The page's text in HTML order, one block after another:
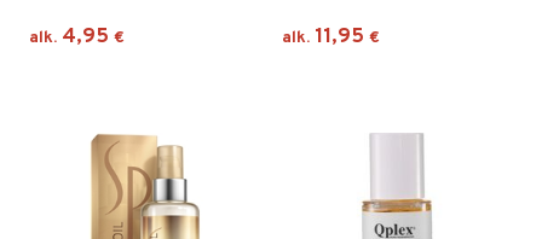
alk. 4,95 € alk. 11,95 €